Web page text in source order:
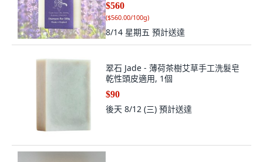
$560
($560.00/100g)
8/14 星期五 預計送達
翠石 Jade - 薄荷茶樹艾草手工洗髮皂
乾性頭皮適用, 1個
$90
後天 8/12 (三) 預計送達